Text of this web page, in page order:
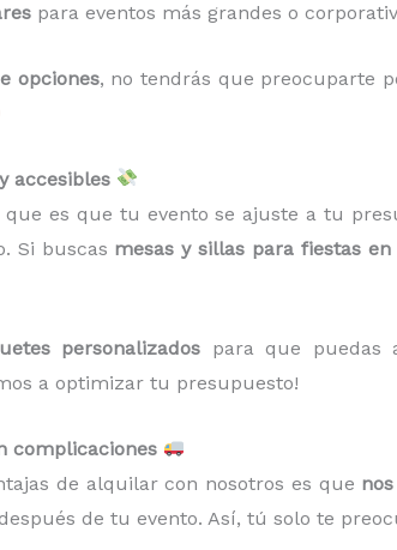
para eventos más grandes o
opciones, no tendrás que preocuparte
accesibles
es que tu evento se ajuste a tu
Si buscas mesas y sillas para fiestas en
personalizados para que puedas
a optimizar tu presupuesto!
complicaciones
de alquilar con nosotros es que
después de tu evento. Así, tú solo te